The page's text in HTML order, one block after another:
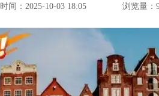
时间： 2025-10-03 18:05 浏览量：